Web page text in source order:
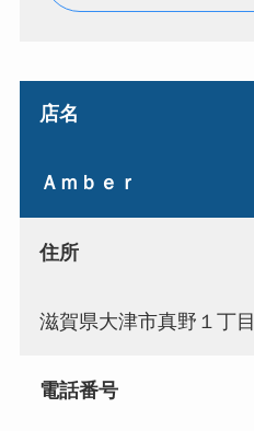
店名
Ａｍｂｅｒ
住所
滋賀県大津市真野１丁
電話番号